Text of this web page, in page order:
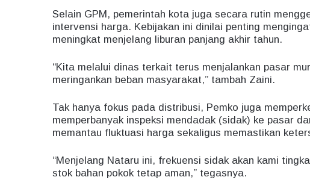
Selain GPM, pemerintah kota juga secara rutin
intervensi harga. Kebijakan ini dinilai penting
meningkat menjelang liburan panjang akhir tahun.
“Kita melalui dinas terkait terus menjalankan pasar
meringankan beban masyarakat,” tambah Zaini.
Tak hanya fokus pada distribusi, Pemko juga
memperbanyak inspeksi mendadak (sidak) ke pasar
memantau fluktuasi harga sekaligus memastikan
“Menjelang Nataru ini, frekuensi sidak akan kami
stok bahan pokok tetap aman,” tegasnya.